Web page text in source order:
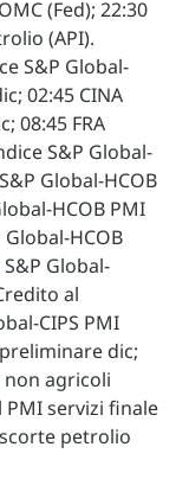
(Fed); 22:30
(API).
S&P Global-
02:45 CINA
08:45 FRA
S&P Global-
Global-HCOB
HCOB PMI
HCOB
Global-
al
CIPS PMI
dic;
non agricoli
PMI servizi finale
petrolio